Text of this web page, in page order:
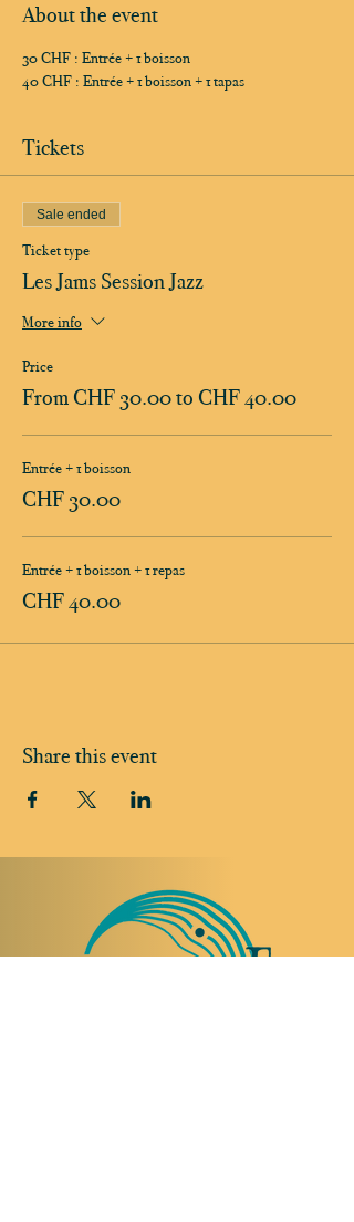
About the event
30 CHF : Entrée + 1 boisson
40 CHF : Entrée + 1 boisson + 1 tapas
Tickets
Sale ended
Ticket type
Les Jams Session Jazz
More info
Price
From CHF 30.00 to CHF 40.00
Entrée + 1 boisson
CHF 30.00
Entrée + 1 boisson + 1 repas
CHF 40.00
Share this event